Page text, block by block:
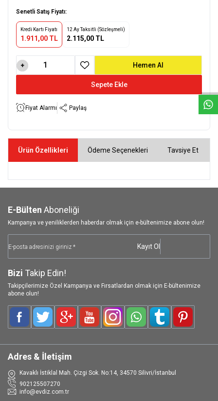
Senetli Satış Fiyatı:
Kredi Kartı Fiyatı
1.911,00 TL
12 Ay Taksitli (Sözleşmeli)
2.115,00 TL
Sepete Ekle
Hemen Al
Favoriye Ekle
Fiyat Alarmı Paylaş
Ürün Özellikleri Ödeme Seçenekleri Tavsiye Et
E-Bülten Aboneliği
Kampanya ve yeniliklerden haberdar olmak için e-bültenimize abone olun!
Kayıt Ol
Bizi Takip Edin!
Takipçilerimize Özel Kampanya ve Fırsatlardan olmak için E-bültenimize
abone olun!
FacebookTwitterGoogle-PlusYoutubeInstagramWhatsAppTumblrPinterest
Adres & İletişim
Kavaklı İstiklal Mah. Çizgi Sok. No:14, 34570 Silivri/İstanbul
902125507270
info@evdiz.com.tr